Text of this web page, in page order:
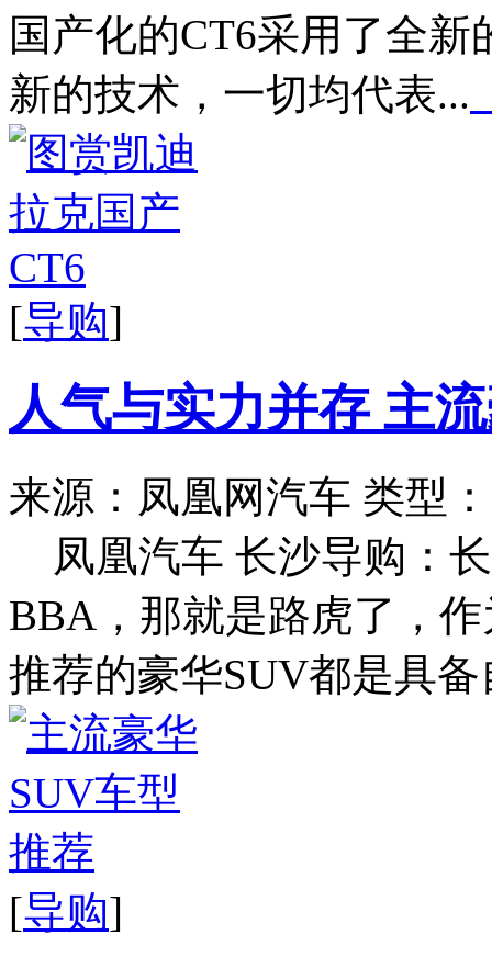
国产化的CT6采用了全
新的技术，一切均代表...
[导购]
人气与实力并存 主
来源：凤凰网汽车 类型
凤凰汽车 长沙导购：
BBA，那就是路虎了，
推荐的豪华SUV都是具
[导购]